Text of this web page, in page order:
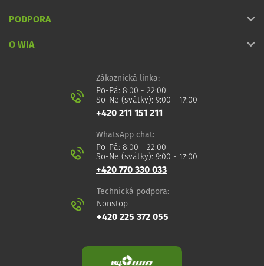
PODPORA
O WIA
Zákaznická linka:
Po-Pá: 8:00 - 22:00
So-Ne (svátky): 9:00 - 17:00
+420 211 151 211
WhatsApp chat:
Po-Pá: 8:00 - 22:00
So-Ne (svátky): 9:00 - 17:00
+420 770 330 033
Technická podpora:
Nonstop
+420 225 372 055